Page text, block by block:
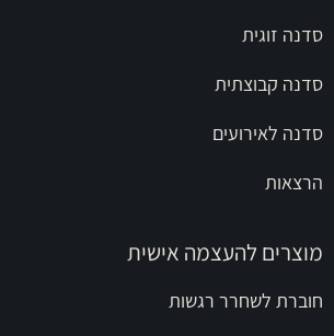
סדנה זוגית
סדנה קבוצתית
סדנה לאירועים
הרצאות
מוצרים להעצמה אישית
חוברת לשחרר רגשות